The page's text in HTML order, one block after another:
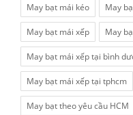
May bạt mái kéo May
May bạt mái xếp May
May bạt mái xếp tại bình
May bạt mái xếp tại tphcm
May bạt theo yêu cầu HCM